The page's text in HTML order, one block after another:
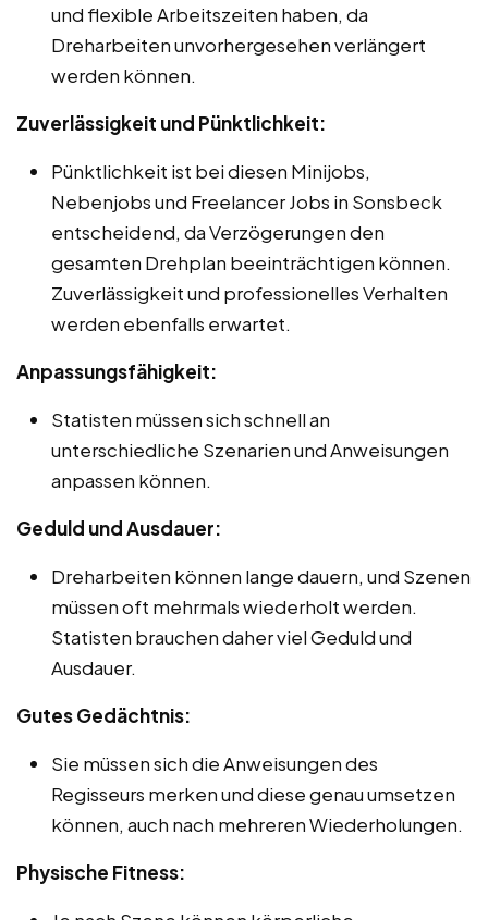
und flexible Arbeitszeiten haben, da
Dreharbeiten unvorhergesehen verlängert
werden können.
Zuverlässigkeit und Pünktlichkeit:
Pünktlichkeit ist bei diesen Minijobs,
Nebenjobs und Freelancer Jobs in Sonsbeck
entscheidend, da Verzögerungen den
gesamten Drehplan beeinträchtigen können.
Zuverlässigkeit und professionelles Verhalten
werden ebenfalls erwartet.
Anpassungsfähigkeit:
Statisten müssen sich schnell an
unterschiedliche Szenarien und Anweisungen
anpassen können.
Geduld und Ausdauer:
Dreharbeiten können lange dauern, und Szenen
müssen oft mehrmals wiederholt werden.
Statisten brauchen daher viel Geduld und
Ausdauer.
Gutes Gedächtnis:
Sie müssen sich die Anweisungen des
Regisseurs merken und diese genau umsetzen
können, auch nach mehreren Wiederholungen.
Physische Fitness: